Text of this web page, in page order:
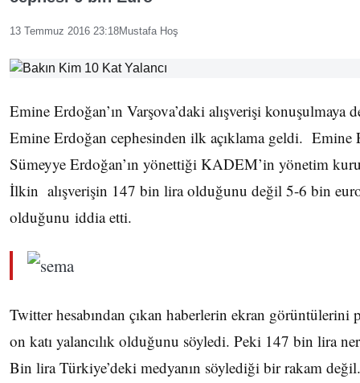
13 Temmuz 2016 23:18Mustafa Hoş
Emine Erdoğan’ın Varşova’daki alışverişi konuşulmaya
Emine Erdoğan cephesinden ilk açıklama geldi. Emine
Sümeyye Erdoğan’ın yönettiği KADEM’in yönetim
İlkin alışverişin 147 bin lira olduğunu değil 5-6 bin
olduğunu iddia etti.
Twitter hesabından çıkan haberlerin ekran görüntülerini
on katı yalancılık olduğunu söyledi. Peki 147 bin lira
Bin lira Türkiye’deki medyanın söylediği bir rakam